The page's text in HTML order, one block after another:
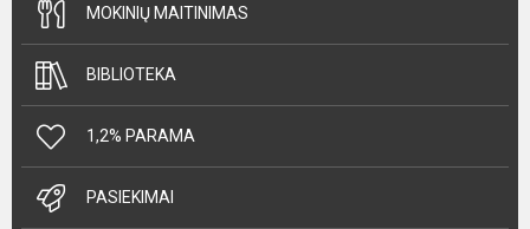
MOKINIŲ MAITINIMAS
BIBLIOTEKA
1,2% PARAMA
PASIEKIMAI